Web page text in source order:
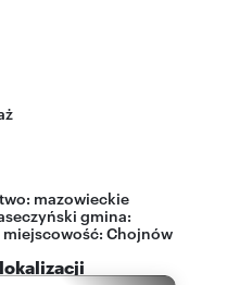
mazowieckie
gmina:
miejscowość: Chojnów